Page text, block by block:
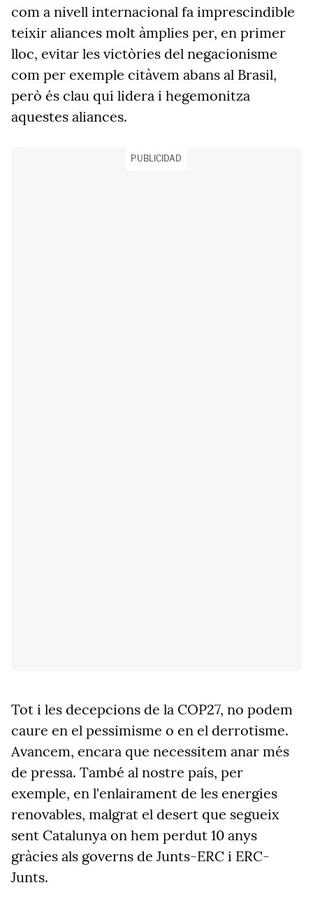
com a nivell internacional fa imprescindible
teixir aliances molt àmplies per, en primer
lloc, evitar les victòries del negacionisme
com per exemple citàvem abans al Brasil,
però és clau qui lidera i hegemonitza
aquestes aliances.
PUBLICIDAD
Tot i les decepcions de la COP27, no podem
caure en el pessimisme o en el derrotisme.
Avancem, encara que necessitem anar més
de pressa. També al nostre país, per
exemple, en l'enlairament de les energies
renovables, malgrat el desert que segueix
sent Catalunya on hem perdut 10 anys
gràcies als governs de Junts-ERC i ERC-
Junts.